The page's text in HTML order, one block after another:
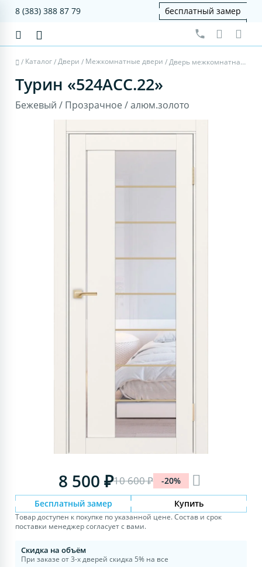
8 (383) 388 87 79 бесплатный замер
/ Каталог/Двери / Межкомнатные двери / Дверь межкомнатная Турин 524АСС.22 - бежевый, прозрачное, алюм.золото
Турин «524АСС.22»
Бежевый / Прозрачное / алюм.золото
8 500 ₽10 600 ₽ -20%
Бесплатный замер Купить
Товар доступен к покупке по указанной цене. Состав и срок
поставки менеджер согласует с вами.
Скидка на объём
При заказе от 3-х дверей скидка 5% на все